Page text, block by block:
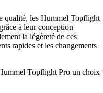
qualité, les Hummel Topflight
à leur conception
la légèreté de ces
rapides et les changements
Topflight Pro un choix